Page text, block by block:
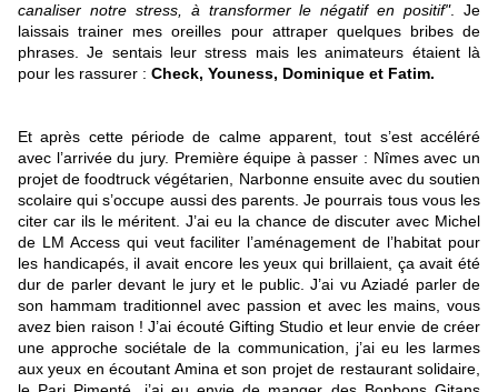
canaliser notre stress, à transformer le négatif en positif". Je
laissais trainer mes oreilles pour attraper quelques bribes de
phrases. Je sentais leur stress mais les animateurs étaient là
pour les rassurer : Check, Youness, Dominique et Fatim.
Et après cette période de calme apparent, tout s’est accéléré
avec l’arrivée du jury. Première équipe à passer : Nîmes avec un
projet de foodtruck végétarien, Narbonne ensuite avec du soutien
scolaire qui s’occupe aussi des parents. Je pourrais tous vous les
citer car ils le méritent. J’ai eu la chance de discuter avec Michel
de LM Access qui veut faciliter l’aménagement de l’habitat pour
les handicapés, il avait encore les yeux qui brillaient, ça avait été
dur de parler devant le jury et le public. J’ai vu Aziadé parler de
son hammam traditionnel avec passion et avec les mains, vous
avez bien raison ! J’ai écouté Gifting Studio et leur envie de créer
une approche sociétale de la communication, j’ai eu les larmes
aux yeux en écoutant Amina et son projet de restaurant solidaire,